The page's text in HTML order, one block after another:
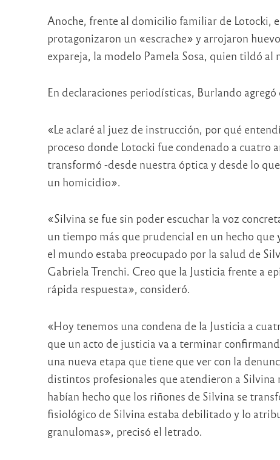
Anoche, frente al domicilio familiar de Lotocki,
protagonizaron un «escrache» y arrojaron
expareja, la modelo Pamela Sosa, quien tildó al
En declaraciones periodísticas, Burlando
«Le aclaré al juez de instrucción, por qué
proceso donde Lotocki fue condenado a cuatro
transformó -desde nuestra óptica y desde lo
un homicidio».
«Silvina se fue sin poder escuchar la voz
un tiempo más que prudencial en un hecho
el mundo estaba preocupado por la salud de
Gabriela Trenchi. Creo que la Justicia frente a
rápida respuesta», consideró.
«Hoy tenemos una condena de la Justicia a
que un acto de justicia va a terminar
una nueva etapa que tiene que ver con la
distintos profesionales que atendieron a
habían hecho que los riñones de Silvina se
fisiológico de Silvina estaba debilitado y lo
granulomas», precisó el letrado.